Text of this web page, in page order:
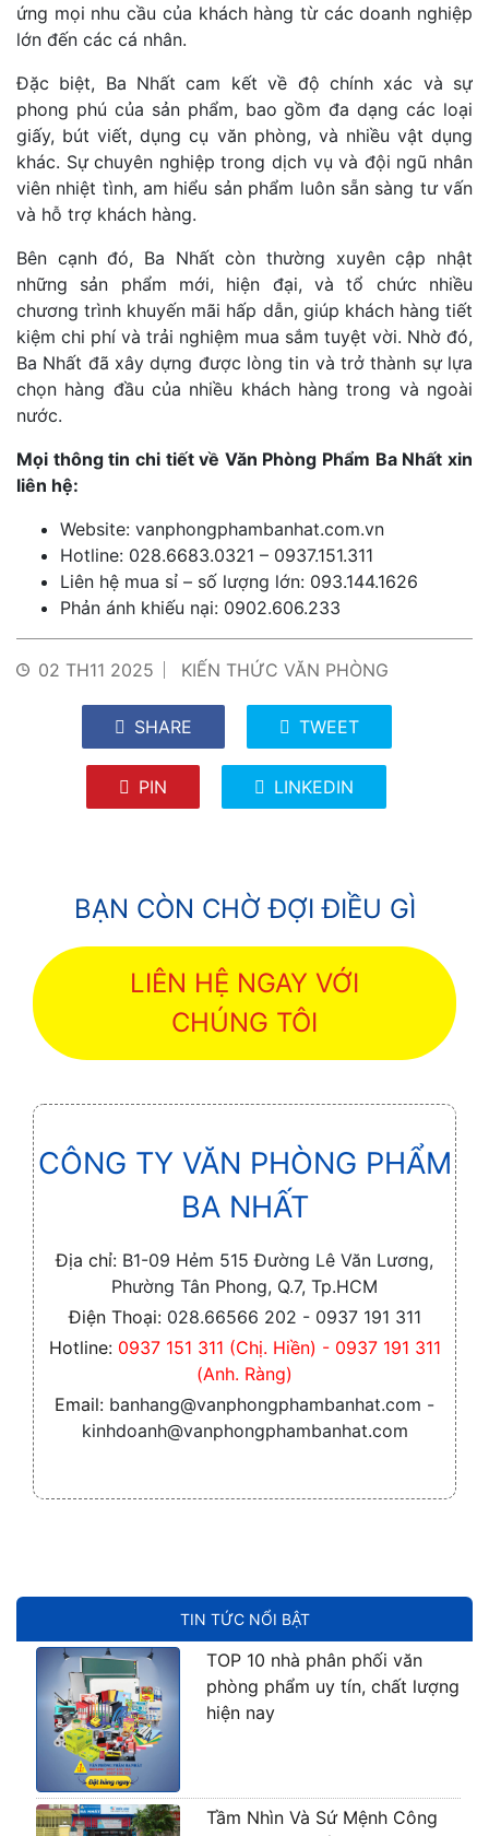
TIN TỨC NỔI BẬT
TOP 10 nhà phân phối văn
phòng phẩm uy tín, chất lượng
hiện nay
Tầm Nhìn Và Sứ Mệnh Công
ứng mọi nhu cầu của khách hàng từ các doanh nghiệp
lớn đến các cá nhân.
Đặc biệt, Ba Nhất cam kết về độ chính xác và sự
phong phú của sản phẩm, bao gồm đa dạng các loại
giấy, bút viết, dụng cụ văn phòng, và nhiều vật dụng
khác. Sự chuyên nghiệp trong dịch vụ và đội ngũ nhân
viên nhiệt tình, am hiểu sản phẩm luôn sẵn sàng tư vấn
và hỗ trợ khách hàng.
Bên cạnh đó, Ba Nhất còn thường xuyên cập nhật
những sản phẩm mới, hiện đại, và tổ chức nhiều
chương trình khuyến mãi hấp dẫn, giúp khách hàng tiết
kiệm chi phí và trải nghiệm mua sắm tuyệt vời. Nhờ đó,
Ba Nhất đã xây dựng được lòng tin và trở thành sự lựa
chọn hàng đầu của nhiều khách hàng trong và ngoài
nước.
Mọi thông tin chi tiết về Văn Phòng Phẩm Ba Nhất xin
liên hệ:
Website: vanphongphambanhat.com.vn
Hotline: 028.6683.0321 – 0937.151.311
Liên hệ mua sỉ – số lượng lớn: 093.144.1626
Phản ánh khiếu nại: 0902.606.233
02 TH11 2025 KIẾN THỨC VĂN PHÒNG
SHARE TWEET
PIN LINKEDIN
BẠN CÒN CHỜ ĐỢI ĐIỀU GÌ
LIÊN HỆ NGAY VỚI
CHÚNG TÔI
CÔNG TY VĂN PHÒNG PHẨM
BA NHẤT
Địa chỉ: B1-09 Hẻm 515 Đường Lê Văn Lương,
Phường Tân Phong, Q.7, Tp.HCM
Điện Thoại: 028.66566 202 - 0937 191 311
Hotline: 0937 151 311 (Chị. Hiền) - 0937 191 311
(Anh. Ràng)
Email: banhang@vanphongphambanhat.com -
kinhdoanh@vanphongphambanhat.com